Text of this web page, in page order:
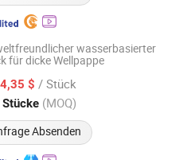
wasserbasierter
für dicke Wellpappe
$ / Stück
(MOQ)
Absenden
Ltd.
Seit 2026